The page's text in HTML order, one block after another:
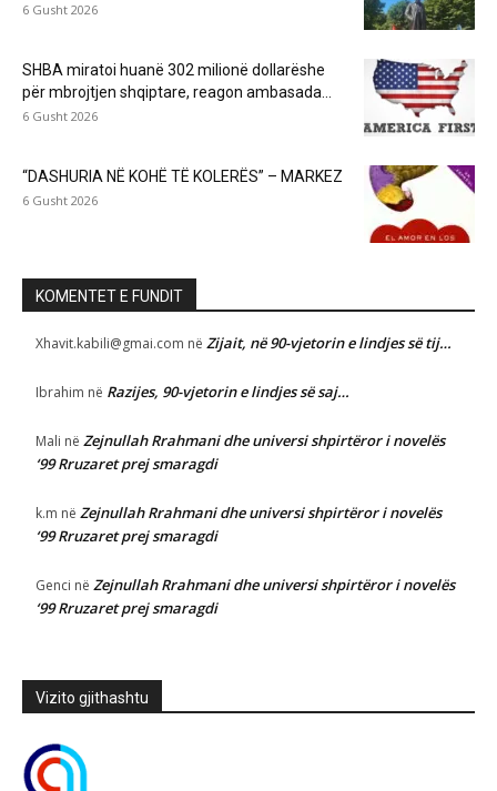
6 Gusht 2026
SHBA miratoi huanë 302 milionë dollarëshe
për mbrojtjen shqiptare, reagon ambasada...
6 Gusht 2026
“DASHURIA NË KOHË TË KOLERËS” – MARKEZ
6 Gusht 2026
KOMENTET E FUNDIT
Xhavit.kabili@gmai.com në Zijait, në 90-vjetorin e lindjes së tij…
Ibrahim në Razijes, 90-vjetorin e lindjes së saj…
Mali në Zejnullah Rrahmani dhe universi shpirtëror i novelës
‘99 Rruzaret prej smaragdi
k.m në Zejnullah Rrahmani dhe universi shpirtëror i novelës
‘99 Rruzaret prej smaragdi
Genci në Zejnullah Rrahmani dhe universi shpirtëror i novelës
‘99 Rruzaret prej smaragdi
Vizito gjithashtu